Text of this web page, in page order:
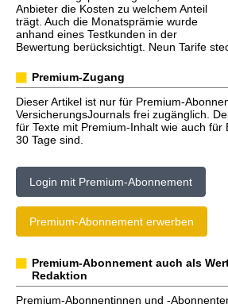
Anbieter die Kosten zu welchem Anteil
trägt. Auch die Monatsprämie wurde
anhand eines Testkunden in der
Bewertung berücksichtigt. Neun Tarife
Premium-Zugang
Dieser Artikel ist nur für Premium-
VersicherungsJournals frei zugänglich.
für Texte mit Premium-Inhalt wie auch für
30 Tage sind.
Login mit Premium-Abonnement
Premium-Abonnement erwerben
Premium-Abonnement auch als
Redaktion
Premium-Abonnentinnen und -